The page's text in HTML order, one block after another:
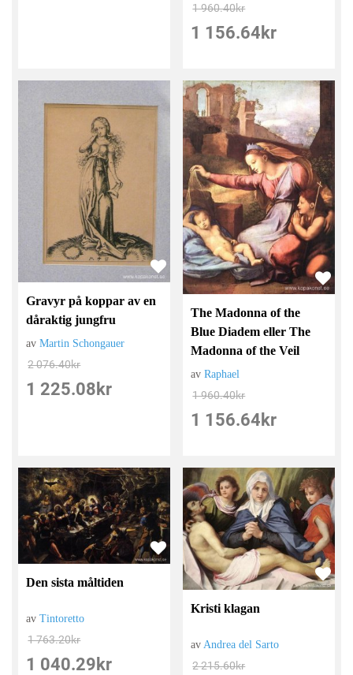
1 960.40kr
1 156.64 kr
Gravyr på koppar av en
dåraktig jungfru
avMartin Schongauer
2 076.40kr
1 225.08 kr
The Madonna of the
Blue Diadem eller The
Madonna of the Veil
avRaphael
1 960.40kr
1 156.64 kr
Den sista måltiden
avTintoretto
1 763.20kr
1 040.29 kr
Kristi klagan
av Andrea del Sarto
2 215.60kr